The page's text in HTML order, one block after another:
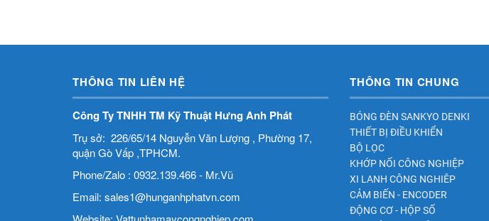
THÔNG TIN LIÊN HỆ
Công Ty TNHH TM Kỹ Thuật Hưng Anh Phát
Trụ sở: 226/65/14 Nguyễn Văn Lượng , Phường 17,
quận Gò Vấp ,TPHCM.
Phone/Zalo : 0932.139.466 - Mr.Vũ
Email: sales1@hunganhphatvn.com
THÔNG TIN CHUNG
BÓNG ĐÈN SANKYO DENKI
THIẾT BỊ ĐIỀU KHIỂN
BỘ LỌC
KHỚP NỐI CÔNG NGHIỆP
XI LANH CÔNG NGHIÊP
CẢM BIẾN - ENCODER
ĐỘNG CƠ - HỘP SỐ